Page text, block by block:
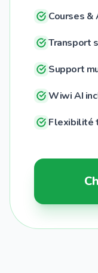
Courses &
Transport
Support
Wiwi AI
Flexibilité